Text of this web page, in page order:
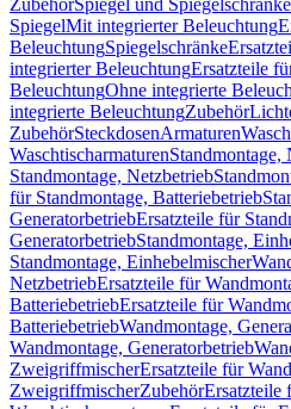
ZubehörSpiegel und Spiegelschränke
SpiegelMit integrierter Beleuchtung
BeleuchtungSpiegelschränke
integrierter BeleuchtungErsatzteile
BeleuchtungOhne integrierte
integrierte BeleuchtungZubehör
ZubehörSteckdosenArmaturen
WaschtischarmaturenStandmontage,
Standmontage, Netzbetrieb
für Standmontage, Batteriebetrieb
GeneratorbetriebErsatzteile für
GeneratorbetriebStandmontage,
Standmontage, Einhebelmischer
NetzbetriebErsatzteile für
BatteriebetriebErsatzteile für
BatteriebetriebWandmontage,
Wandmontage, Generatorbetrieb
ZweigriffmischerErsatzteile für
ZweigriffmischerZubehörErsatzteile